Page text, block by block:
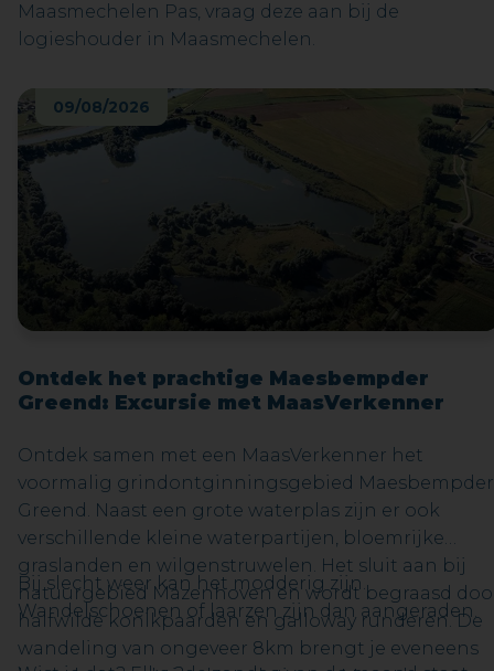
Maasmechelen Pas, vraag deze aan bij de
logieshouder in Maasmechelen.
09/08/2026
Ontdek het prachtige Maesbempder
Greend: Excursie met MaasVerkenner
Ontdek samen met een MaasVerkenner het
voormalig grindontginningsgebied Maesbempder
Greend. Naast een grote waterplas zijn er ook
verschillende kleine waterpartijen, bloemrijke
graslanden en wilgenstruwelen. Het sluit aan bij
natuurgebied Mazenhoven en wordt begraasd
halfwilde konikpaarden en galloway runderen. De
wandeling van ongeveer 8km brengt je eveneens
Bij slecht weer kan het modderig zijn.
Wandelschoenen of laarzen zijn dan aangeraden.